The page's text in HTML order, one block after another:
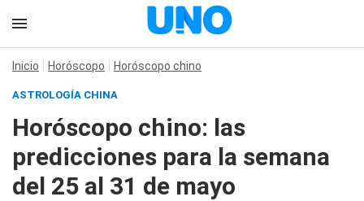
Inicio Horóscopo Horóscopo chino
ASTROLOGÍA CHINA
Horóscopo chino: las
predicciones para la semana
del 25 al 31 de mayo